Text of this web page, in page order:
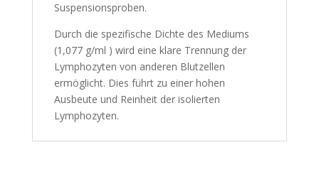
Suspensionsproben.
Durch die spezifische Dichte des Mediums
(1,077 g/ml ) wird eine klare Trennung der
Lymphozyten von anderen Blutzellen
ermöglicht. Dies führt zu einer hohen
Ausbeute und Reinheit der isolierten
Lymphozyten.